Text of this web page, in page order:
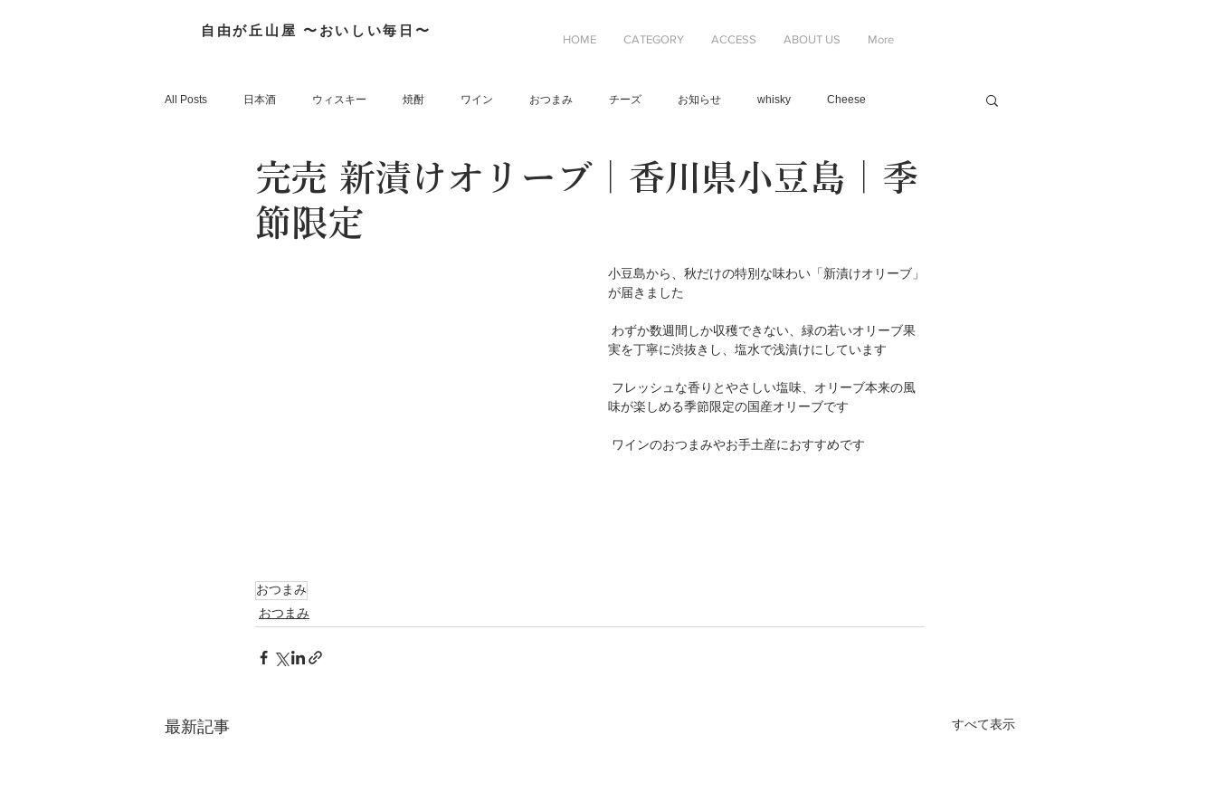
自由が丘山屋 〜おいしい毎日〜
HOME CATEGORY ACCESS ABOUT US More
All Posts 日本酒 ウィスキー 焼酎 ワイン おつまみ チーズ お知らせ whisky Cheese
FrenchWhisky そのほか
完売 新漬けオリーブ｜香川県小豆島｜季
節限定
小豆島から、秋だけの特別な味わい「新漬けオリーブ」
が届きました
実を丁寧に渋抜きし、塩水で浅漬けにしています
味が楽しめる季節限定の国産オリーブです
ワインのおつまみやお手土産におすすめです
おつまみ
おつまみ
最新記事 すべて表示